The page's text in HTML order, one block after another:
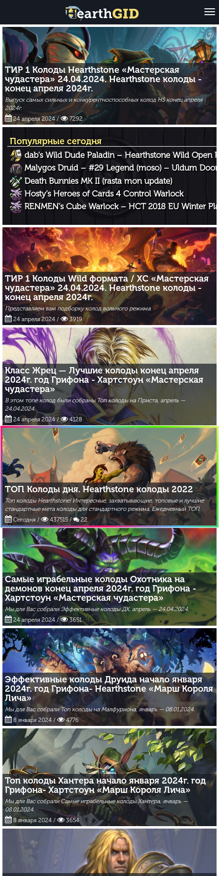
O
p
e
n
ТИР 1 Колоды Hearthstone «Мастерская
чудастера» 24.04.2024. Hearthstone колоды -
конец апреля 2024г.
Выпуск самых сильных и конкурентноспособных колод HS конец апреля
2024г.
24 апреля 2024/ 7292
Популярные сегодня
dab’s Wild Dude Paladin – Hearthstone Wild Open
Malygos Druid – #29 Legend (moso) – Uldum
Death Bunnies MK II (rasta mon update)
Hosty’s Heroes of Cards 4 Control Warlock
RENMEN’s Cube Warlock – HCT 2018 EU Winter
ТИР 1 Колоды Wild формата / ХС «Мастерская
чудастера» 24.04.2024. Hearthstone колоды -
конец апреля 2024г.
Представляем вам подборку колод вольного режима
24 апреля 2024 / 3919
Класс Жрец — Лучшие колоды конец апреля
2024г. год Грифона - Хартстоун «Мастерская
чудастера»
В этом топе колод были собраны Топ колоды на Приста, апрель —
24.04.2024.
24 апреля 2024/ 4128
ТОП Колоды дня. Hearthstone колоды 2022
Топ колоды Hearthstone! Интересные, захватывающие, топовые и лучшие
стандартные мета колоды для стандартного режима. Ежедневный ТОП.
Сегодня / 437515 / 22
Самые играбельные колоды Охотника на
демонов конец апреля 2024г. год Грифона -
Хартстоун «Мастерская чудастера»
Мы для Вас собрали Эффективные колоды ДХ, апрель — 24.04.2024.
24 апреля 2024/ 3651
Эффективные колоды Друида начало января
2024г. год Грифона- Hearthstone «Марш Короля
Лича»
Мы для Вас собрали Топ колоды на Малфуриона, январь — 08.01.2024.
8 января 2024 / 4776
Топ колоды Хантера начало января 2024г. год
Грифона- Хартстоун «Марш Короля Лича»
Мы для Вас собрали Самые играбельные колоды Хантера, январь —
08.01.2024.
8 января 2024 / 3654